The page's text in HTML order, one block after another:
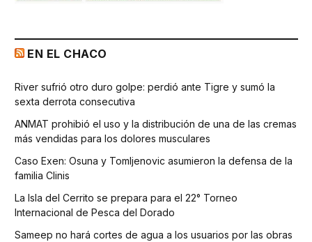
EN EL CHACO
River sufrió otro duro golpe: perdió ante Tigre y sumó la
sexta derrota consecutiva
ANMAT prohibió el uso y la distribución de una de las cremas
más vendidas para los dolores musculares
Caso Exen: Osuna y Tomljenovic asumieron la defensa de la
familia Clinis
La Isla del Cerrito se prepara para el 22° Torneo
Internacional de Pesca del Dorado
Sameep no hará cortes de agua a los usuarios por las obras